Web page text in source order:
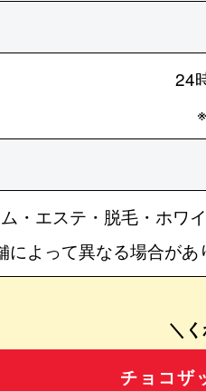
24
・エステ・脱毛・ホワ
によって異なる場合があ
＼
チョコザ